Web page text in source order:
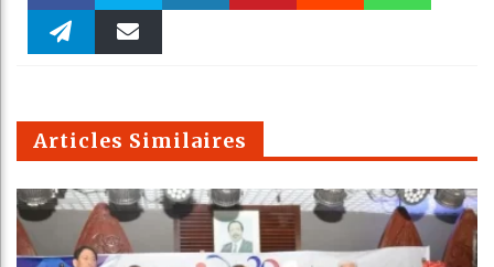
Faceboo Twitter
m
Articles Similaires